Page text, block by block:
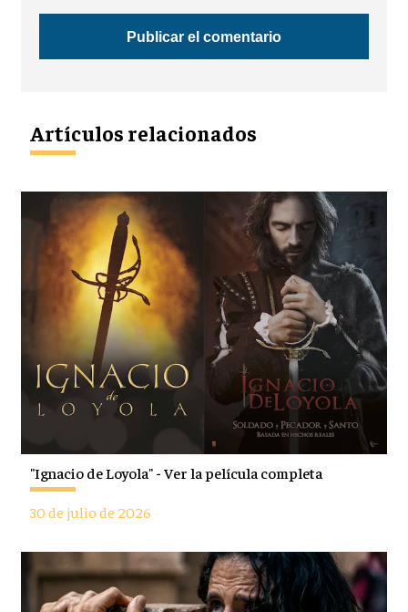
Artículos relacionados
"Ignacio de Loyola" - Ver la película completa
30 de julio de 2026